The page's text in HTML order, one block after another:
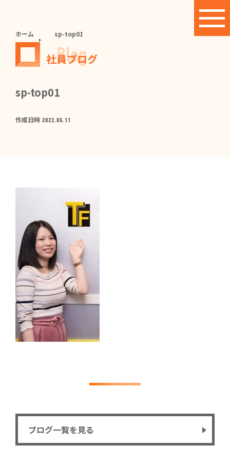
ホーム sp-top01
Blog
社員ブログ
sp-top01
作成日時 2022.05.11
ブログ一覧を見る